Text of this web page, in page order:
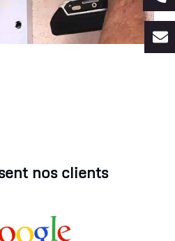
nos clients